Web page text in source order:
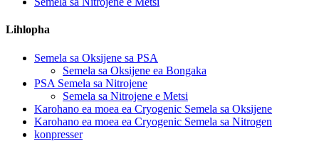
Lihlopha
Semela sa Oksijene sa PSA
Semela sa Oksijene ea Bongaka
PSA Semela sa Nitrojene
Semela sa Nitrojene e Metsi
Karohano ea moea ea Cryogenic Semela sa Oksijene
Karohano ea moea ea Cryogenic Semela sa Nitrogen
konpresser